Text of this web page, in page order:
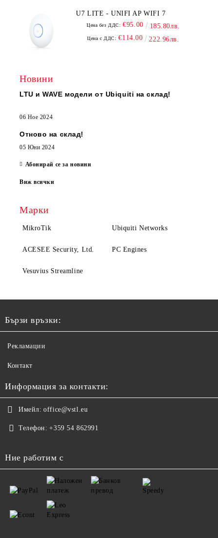
U7 LITE - UNIFI AP WIFI 7
Цена без ДДС: €95.00 185.80лв.
Цена с ДДС: €114.00 222.96лв.
Новини
LTU и WAVE модели от Ubiquiti на склад!
06 Ное 2024
Отново на склад!
05 Юни 2024
Абонирай се за новини
Виж всички
Марки
MikroTik Ubiquiti Networks
ACESEE Security, Ltd. PC Engines
Vesuvius Streamline
Бързи връзки:
Рекламации
Контакт
Информация за контакти:
Имейл: office@vstl.eu
Телефон: +359 54 862991
Ние работим с